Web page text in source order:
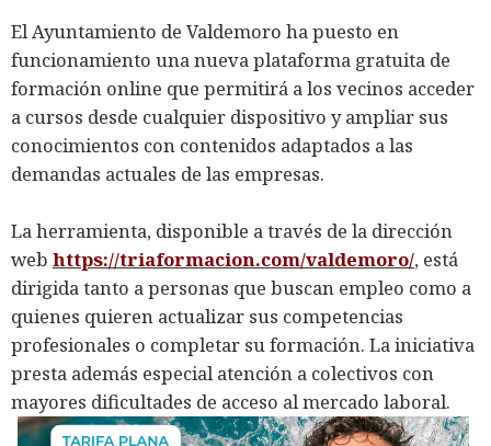
El Ayuntamiento de Valdemoro ha puesto en
funcionamiento una nueva plataforma gratuita de
formación online que permitirá a los vecinos acceder
a cursos desde cualquier dispositivo y ampliar sus
conocimientos con contenidos adaptados a las
demandas actuales de las empresas.
La herramienta, disponible a través de la dirección
web https://triaformacion.com/valdemoro/, está
dirigida tanto a personas que buscan empleo como a
quienes quieren actualizar sus competencias
profesionales o completar su formación. La iniciativa
presta además especial atención a colectivos con
mayores dificultades de acceso al mercado laboral.